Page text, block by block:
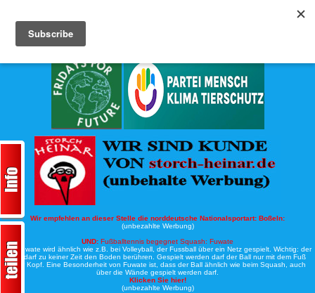
Wir empfehlen an dieser Stelle die norddeutsche Nationalsportart: Boßeln:
(unbezahlte Werbung)
UND: Fußballtennis begegnet Squash: Fuwate
Bei Fuwate wird ähnlich wie z.B. bei Volleyball, der Fussball über ein Netz gespielt. Wichtig: der
Ball darf zu keiner Zeit den Boden berühren. Gespielt werden darf der Ball nur mit dem Fuß
oder Kopf. Eine Besonderheit von Fuwate ist, dass der Ball ähnlich wie beim Squash, auch
über die Wände gespielt werden darf.
Klicken Sie hier!
(unbezahlte Werbung)